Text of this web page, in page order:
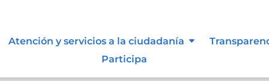
Atención y servicios a la ciudadanía
Participa
TURNOS – Cambio de Horario